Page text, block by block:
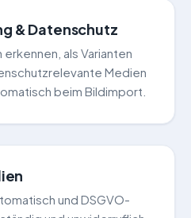
& Datenschutz
als Varianten
Medien
beim Bildimport.
und DSGVO-